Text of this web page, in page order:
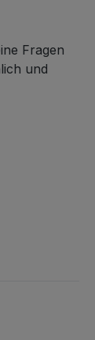
Fragen
und